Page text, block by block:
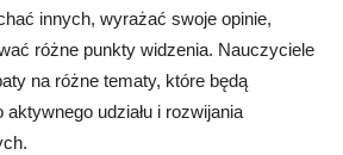
innych, wyrażać swoje opinie,
różne punkty widzenia. Nauczyciele
na różne tematy, które będą
udziału i rozwijania